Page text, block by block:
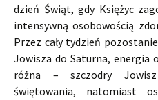
dzień Świąt, gdy Księżyc
intensywną osobowością
Przez cały tydzień
Jowisza do Saturna, energia
różna – szczodry
świętowania, natomiast